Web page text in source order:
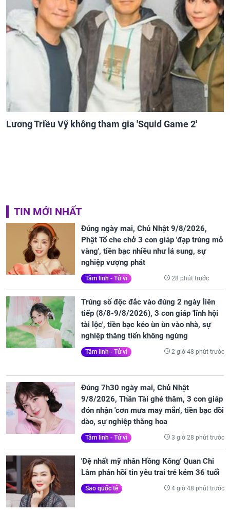
Lương Triều Vỹ không tham gia 'Squid Game 2'
TIN MỚI NHẤT
Đúng ngày mai, Chủ Nhật 9/8/2026,
Phật Tổ che chở 3 con giáp 'đạp trúng mỏ
vàng', tiền bạc nhiều như lá sung, sự
nghiệp vượng phát
Tâm linh - Tử vi 28 phút trước
Trúng số độc đắc vào đúng 2 ngày liên
tiếp (8/8-9/8/2026), 3 con giáp 'lĩnh hội
tài lộc', tiền bạc kéo ùn ùn vào nhà, sự
nghiệp thăng tiến không ngừng
Tâm linh - Tử vi 2 giờ 48 phút trước
Đúng 7h30 ngày mai, Chủ Nhật
9/8/2026, Thần Tài ghé thăm, 3 con giáp
đón nhận 'cơn mưa may mắn', tiền bạc dồi
dào, sự nghiệp thăng hoa
Tâm linh - Tử vi 3 giờ 28 phút trước
'Đệ nhất mỹ nhân Hồng Kông' Quan Chi
Lâm phản hồi tin yêu trai trẻ kém 36 tuổi
Sao quốc tế 4 giờ 48 phút trước